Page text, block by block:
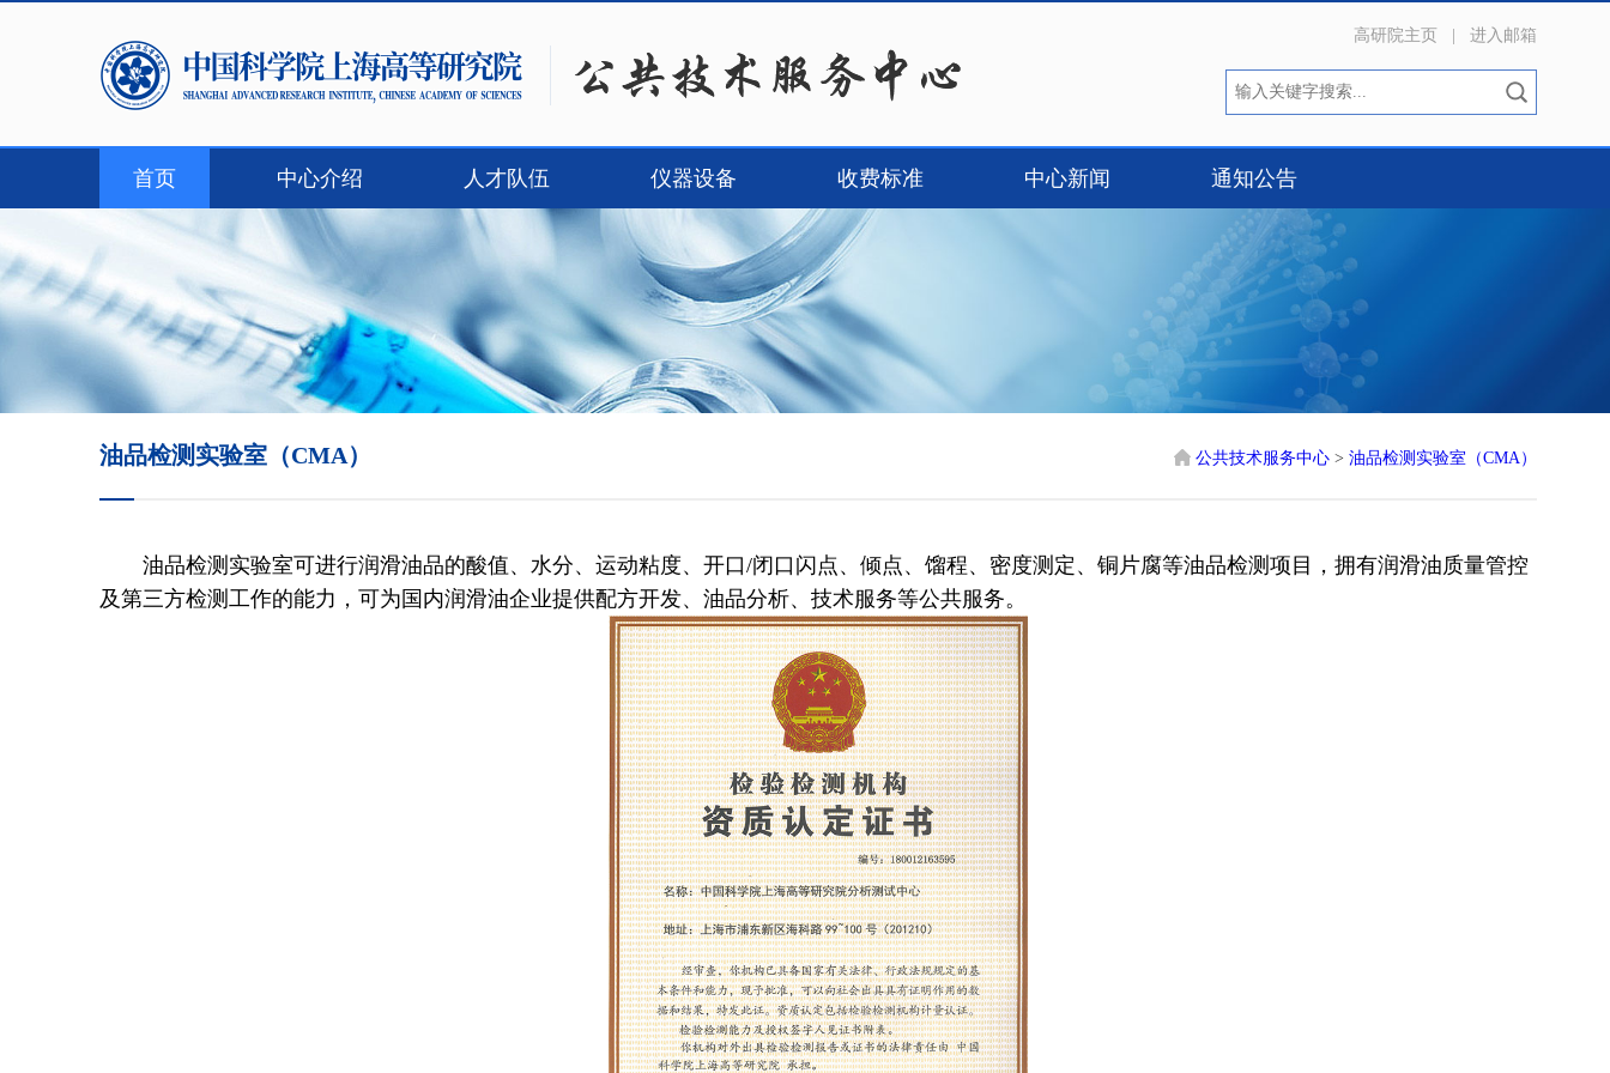
高研院主页 进入邮箱
首页 中心介绍 人才队伍 仪器设备 收费标准 中心新闻 通知公告
联系我们
油品检测实验室（CMA） 公共技术服务中心 > 油品检测实验室（CMA）
油品检测实验室可进行润滑油品的酸值、水分、运动粘度、开口/闭口闪点、倾点、馏程、密度测定、铜片腐等油品检测项目，拥有润滑油质量管控
及第三方检测工作的能力，可为国内润滑油企业提供配方开发、油品分析、技术服务等公共服务。